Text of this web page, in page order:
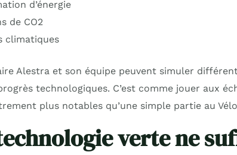
d’énergie
de CO2
climatiques
Alestra et son équipe peuvent simuler
technologiques. C’est comme jouer aux
plus notables qu’une simple partie au
verte ne